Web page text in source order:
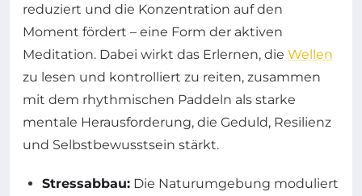
reduziert und die Konzentration auf den
Moment fördert – eine Form der aktiven
Meditation. Dabei wirkt das Erlernen, die Wellen
zu lesen und kontrolliert zu reiten, zusammen
mit dem rhythmischen Paddeln als starke
mentale Herausforderung, die Geduld, Resilienz
und Selbstbewusstsein stärkt.
Stressabbau: Die Naturumgebung moduliert